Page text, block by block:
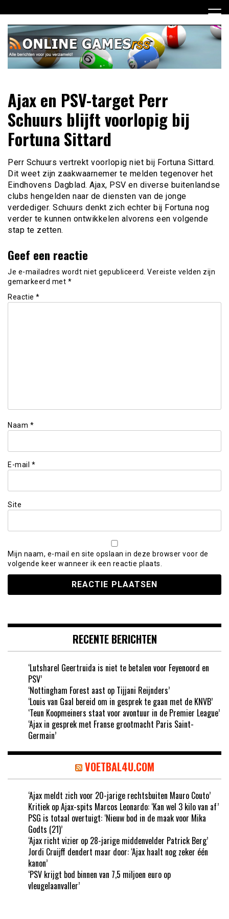
naar
inhoud
Online Games RSS
verzameld
Ajax en PSV-target Perr
Schuurs blijft voorlopig bij
Fortuna Sittard
Perr Schuurs vertrekt voorlopig niet bij Fortuna Sittard.
Dit weet zijn zaakwaarnemer te melden tegenover het
Eindhovens Dagblad. Ajax, PSV en diverse buitenlandse
clubs hengelden naar de diensten van de jonge
verdediger. Schuurs denkt zich echter bij Fortuna nog
verder te kunnen ontwikkelen alvorens een volgende
stap te zetten.
Geef een reactie
Je e-mailadres wordt niet gepubliceerd. Vereiste velden zijn
gemarkeerd met *
Reactie *
Naam *
E-mail *
Site
Mijn naam, e-mail en site opslaan in deze browser voor de
volgende keer wanneer ik een reactie plaats.
RECENTE BERICHTEN
‘Lutsharel Geertruida is niet te betalen voor Feyenoord en
PSV’
‘Nottingham Forest aast op Tijjani Reijnders’
‘Louis van Gaal bereid om in gesprek te gaan met de KNVB’
‘Teun Koopmeiners staat voor avontuur in de Premier League’
‘Ajax in gesprek met Franse grootmacht Paris Saint-
Germain’
VOETBAL4U.COM
‘Ajax meldt zich voor 20-jarige rechtsbuiten Mauro Couto’
Kritiek op Ajax-spits Marcos Leonardo: ‘Kan wel 3 kilo van af’
PSG is totaal overtuigt: ‘Nieuw bod in de maak voor Mika
Godts (21)’
‘Ajax richt vizier op 28-jarige middenvelder Patrick Berg’
Jordi Cruijff dendert maar door: ‘Ajax haalt nog zeker één
kanon’
‘PSV krijgt bod binnen van 7,5 miljoen euro op
vleugelaanvaller’